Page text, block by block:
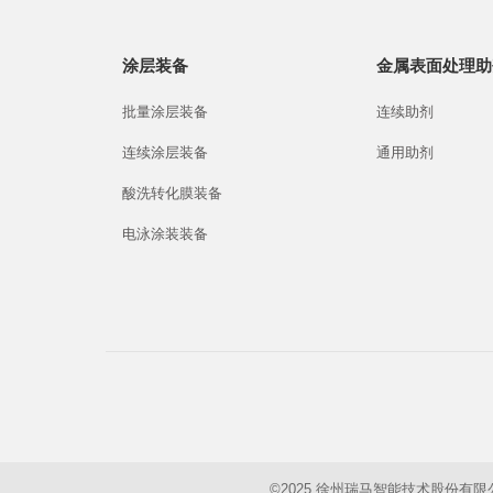
涂层装备
批量涂层装备
连续涂层装备
酸洗转化膜装备
电泳涂装装备
金属表面处理
连续助剂
通用助剂
©2025 徐州瑞马智能技术股份有